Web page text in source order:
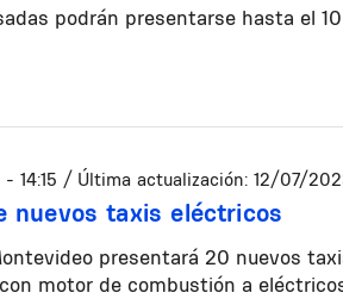
podrán presentarse hasta el
14:15 / Última actualización: 12/07/
nuevos taxis eléctricos
presentará 20 nuevos
motor de combustión a